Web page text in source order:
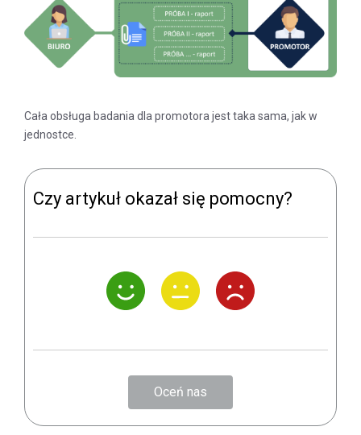
Cała obsługa badania dla promotora jest taka sama, jak w
jednostce.
Czy artykuł okazał się pomocny?
Oceń nas